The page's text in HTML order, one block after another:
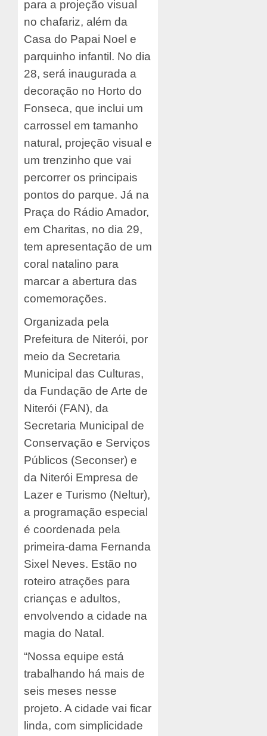
para a projeção visual
no chafariz, além da
Casa do Papai Noel e
parquinho infantil. No dia
28, será inaugurada a
decoração no Horto do
Fonseca, que inclui um
carrossel em tamanho
natural, projeção visual e
um trenzinho que vai
percorrer os principais
pontos do parque. Já na
Praça do Rádio Amador,
em Charitas, no dia 29,
tem apresentação de um
coral natalino para
marcar a abertura das
comemorações.
Organizada pela
Prefeitura de Niterói, por
meio da Secretaria
Municipal das Culturas,
da Fundação de Arte de
Niterói (FAN), da
Secretaria Municipal de
Conservação e Serviços
Públicos (Seconser) e
da Niterói Empresa de
Lazer e Turismo (Neltur),
a programação especial
é coordenada pela
primeira-dama Fernanda
Sixel Neves. Estão no
roteiro atrações para
crianças e adultos,
envolvendo a cidade na
magia do Natal.
“Nossa equipe está
trabalhando há mais de
seis meses nesse
projeto. A cidade vai ficar
linda, com simplicidade